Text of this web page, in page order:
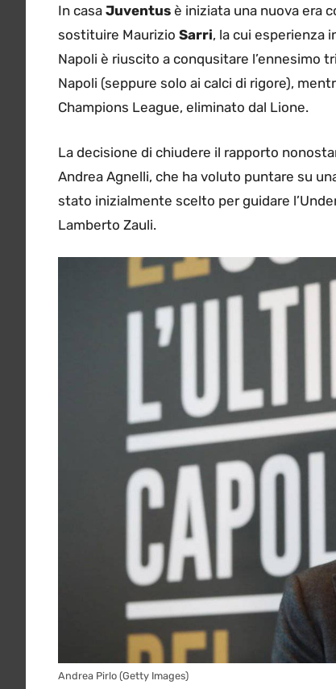
In casa Juventus è iniziata una nuova era
sostituire Maurizio Sarri, la cui esperienza
Napoli è riuscito a conqusitare l’ennesimo
Napoli (seppure solo ai calci di rigore),
Champions League, eliminato dal Lione.
La decisione di chiudere il rapporto
Andrea Agnelli, che ha voluto puntare su
stato inizialmente scelto per guidare
Lamberto Zauli.
Andrea Pirlo (Getty Images)